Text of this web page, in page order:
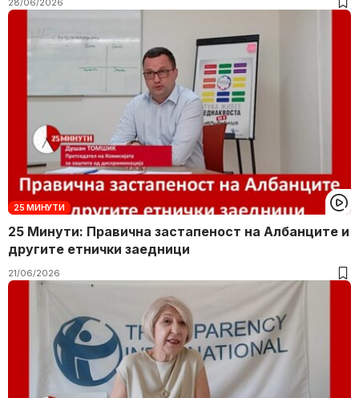
25 МИНУТИ
25 Минути: Правична застапеност на Албанците и
другите етнички заедници
21/06/2026